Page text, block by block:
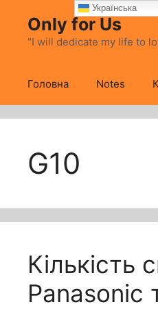
вмісту
Only for Us
"I will dedicate my life to
Головна Notes
G10
Panasonic
Українська